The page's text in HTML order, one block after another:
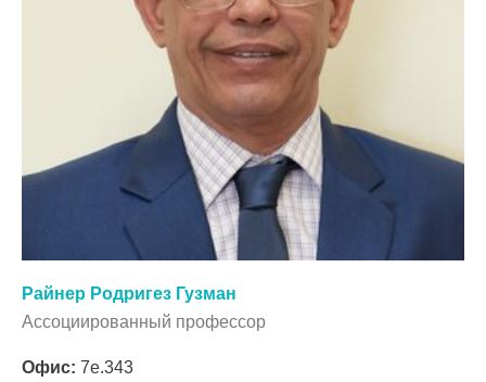
Райнер Родригез Гузман
Ассоциированный профессор
Офис: 7e.343